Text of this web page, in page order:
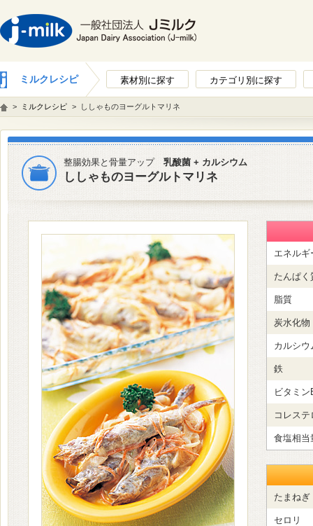
ミルクレシピ 素材別に探す カテゴリ別に探す
> ミルクレシピ > ししゃものヨーグルトマリネ
整腸効果と骨量アップ 乳酸菌 + カルシウム
ししゃものヨーグルトマリネ
エネルギ
たんぱく
脂質
炭水化物
カルシウ
鉄
ビタミン
コレステ
食塩相当
たまねぎ
セロリ